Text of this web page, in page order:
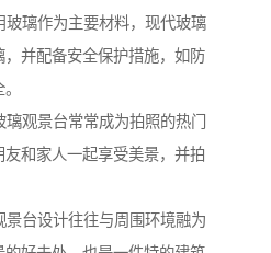
璃作为主要材料，现代玻璃
并配备安全保护措施，如防
观景台常常成为拍照的热门
和家人一起享受美景，并拍
台设计往往与周围环境融为